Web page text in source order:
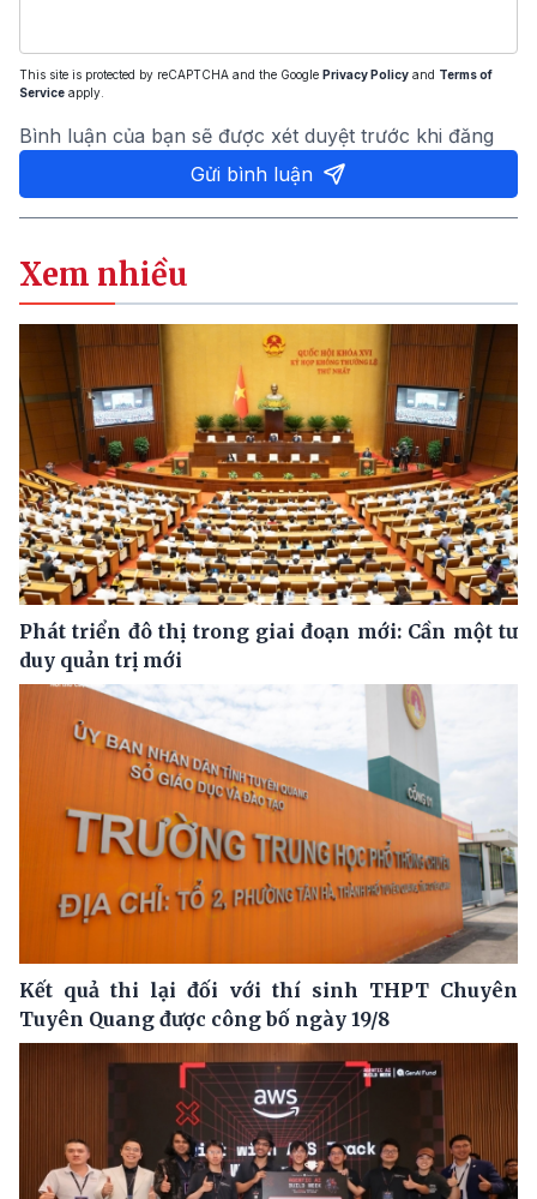
This site is protected by reCAPTCHA and the Google Privacy Policy and Terms of
Service apply.
Bình luận của bạn sẽ được xét duyệt trước khi đăng
Gửi bình luận
Xem nhiều
Phát triển đô thị trong giai đoạn mới: Cần một tư
duy quản trị mới
Kết quả thi lại đối với thí sinh THPT Chuyên
Tuyên Quang được công bố ngày 19/8